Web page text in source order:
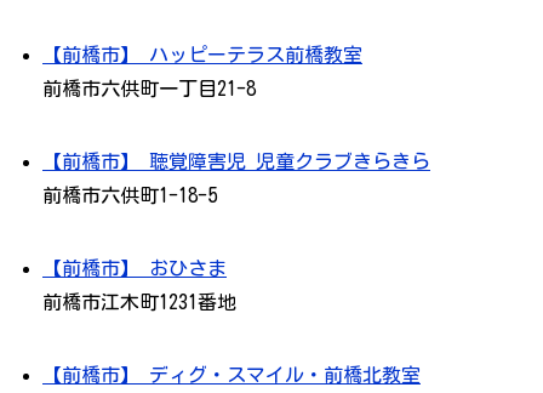
【前橋市】 ハッピーテラス前橋教室
前橋市六供町一丁目21-8
【前橋市】 聴覚障害児 児童クラブきらきら
前橋市六供町1-18-5
【前橋市】 おひさま
前橋市江木町1231番地
【前橋市】 ディグ・スマイル・前橋北教室